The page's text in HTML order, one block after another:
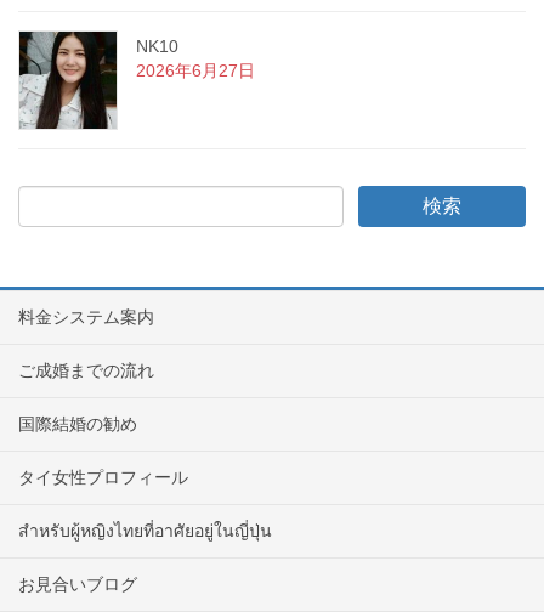
NK10
2026年6月27日
料金システム案内
ご成婚までの流れ
国際結婚の勧め
タイ女性プロフィール
สำหรับผู้หญิงไทยที่อาศัยอยู่ในญี่ปุ่น
お見合いブログ